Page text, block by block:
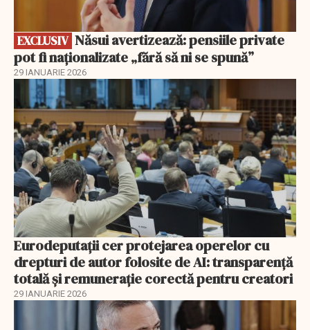
EXCLUSIV
pot fi naționalizate „fără să ni se spună”
29 IANUARIE 2026
Eurodeputații cer protejarea operelor cu
drepturi de autor folosite de AI: transparență
totală și remunerație corectă pentru creatori
29 IANUARIE 2026